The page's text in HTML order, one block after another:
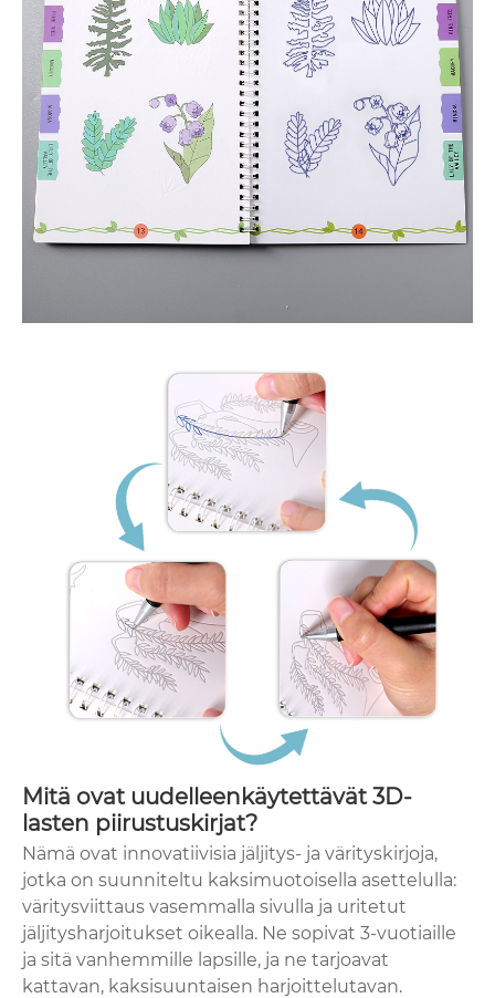
Mitä ovat uudelleenkäytettävät 3D-
lasten piirustuskirjat?
Nämä ovat innovatiivisia jäljitys- ja värityskirjoja,
jotka on suunniteltu kaksimuotoisella asettelulla:
väritysviittaus vasemmalla sivulla ja uritetut
jäljitysharjoitukset oikealla. Ne sopivat 3-vuotiaille
ja sitä vanhemmille lapsille, ja ne tarjoavat
kattavan, kaksisuuntaisen harjoittelutavan.